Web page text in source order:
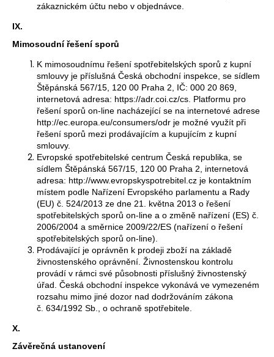
zákaznickém účtu nebo v objednávce.
IX.
Mimosoudní řešení sporů
K mimosoudnímu řešení spotřebitelských sporů z kupní
smlouvy je příslušná Česká obchodní inspekce, se sídlem
Štěpánská 567/15, 120 00 Praha 2, IČ: 000 20 869,
internetová adresa: https://adr.coi.cz/cs. Platformu pro
řešení sporů on-line nacházející se na internetové adrese
http://ec.europa.eu/consumers/odr je možné využít při
řešení sporů mezi prodávajícím a kupujícím z kupní
smlouvy.
Evropské spotřebitelské centrum Česká republika, se
sídlem Štěpánská 567/15, 120 00 Praha 2, internetová
adresa: http://www.evropskyspotrebitel.cz je kontaktním
místem podle Nařízení Evropského parlamentu a Rady
(EU) č. 524/2013 ze dne 21. května 2013 o řešení
spotřebitelských sporů on-line a o změně nařízení (ES) č.
2006/2004 a směrnice 2009/22/ES (nařízení o řešení
spotřebitelských sporů on-line).
Prodávající je oprávněn k prodeji zboží na základě
živnostenského oprávnění. Živnostenskou kontrolu
provádí v rámci své působnosti příslušný živnostenský
úřad. Česká obchodní inspekce vykonává ve vymezeném
rozsahu mimo jiné dozor nad dodržováním zákona
č. 634/1992 Sb., o ochraně spotřebitele.
X.
Závěrečná ustanovení